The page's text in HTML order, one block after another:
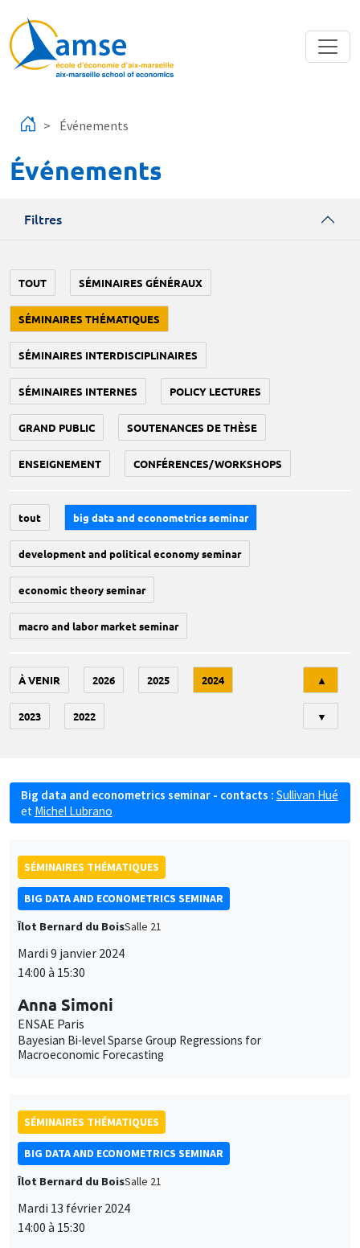
Événements
Événements
Filtres
TOUT SÉMINAIRES GÉNÉRAUX
SÉMINAIRES THÉMATIQUES
SÉMINAIRES INTERDISCIPLINAIRES
SÉMINAIRES INTERNES POLICY LECTURES
GRAND PUBLIC SOUTENANCES DE THÈSE
ENSEIGNEMENT CONFÉRENCES/WORKSHOPS
tout big data and econometrics seminar
development and political economy seminar
economic theory seminar
macro and labor market seminar
À VENIR 2026 2025 2024
2023 2022
▲
▼
Big data and econometrics seminar - contacts : Sullivan Hué
et Michel Lubrano
SÉMINAIRES THÉMATIQUES
BIG DATA AND ECONOMETRICS SEMINAR
Îlot Bernard du BoisSalle 21
Mardi 9 janvier 2024
14:00 à 15:30
Anna Simoni
ENSAE Paris
Bayesian Bi-level Sparse Group Regressions for
Macroeconomic Forecasting
SÉMINAIRES THÉMATIQUES
BIG DATA AND ECONOMETRICS SEMINAR
Îlot Bernard du BoisSalle 21
Mardi 13 février 2024
14:00 à 15:30